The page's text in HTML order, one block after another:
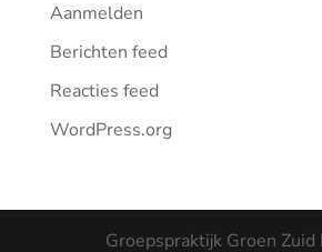
Aanmelden
Berichten feed
Reacties feed
WordPress.org
Groepspraktijk Groen Zuid